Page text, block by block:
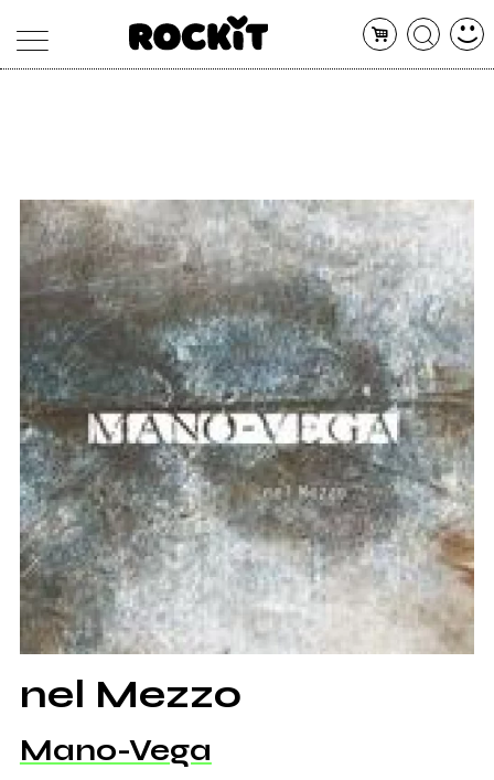
ARTISTI
CONCERTI
SHOP
RADIO
nel Mezzo
Mano-Vega